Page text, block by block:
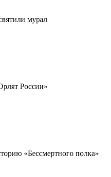
мурал
России»
«Бессмертного полка»